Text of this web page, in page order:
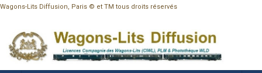
Wagons-Lits Diffusion, Paris © et TM tous droits réservés